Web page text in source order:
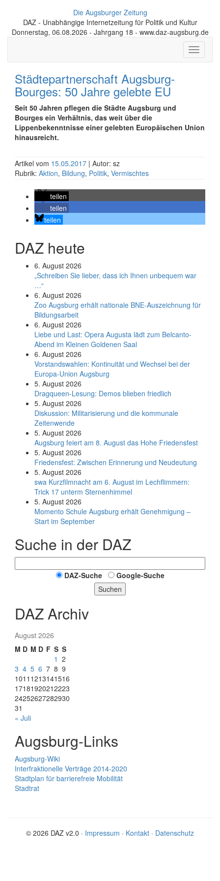
Die Augsburger Zeitung
DAZ - Unabhängige Internetzeitung für Politik und Kultur
Donnerstag, 06.08.2026 - Jahrgang 18 - www.daz-augsburg.de
Toggle
Städtepartnerschaft Augsburg-
Bourges: 50 Jahre gelebte EU
Seit 50 Jahren pflegen die Städte Augsburg und
Bourges ein Verhältnis, das weit über die
Lippenbekenntnisse einer gelebten Europäischen Union
hinausreicht.
Artikel vom 15.05.2017 | Autor: sz
Rubrik: Aktion, Bildung, Politik, Vermischtes
teilen
teilen
teilen
DAZ heute
6. August 2026
„Schreiben Sie lieber, dass ich Ihnen unbequem war
…“
6. August 2026
Zoo Augsburg erhält nationale BNE-Auszeichnung für
Bildungsarbeit
6. August 2026
Liebe und Last: Opera Augusta lädt zum Belcanto-
Abend im Kleinen Goldenen Saal
6. August 2026
Vorstandswahlen: Kontinuität und Wechsel bei der
Europa-Union Augsburg
5. August 2026
Dragqueen-Lesung: Demos blieben friedlich
5. August 2026
Diskussion: Mi­li­ta­ri­sie­rung und die kommunale
Zeitenwende
5. August 2026
Augsburg feiert am 8. August das Hohe Friedensfest
5. August 2026
Friedensfest: Zwischen Erinnerung und Neudeutung
5. August 2026
swa Kurz­film­nacht am 6. August im Lech­flim­mern:
Trick 17 unterm Sternen­himmel
5. August 2026
Momento Schule Augsburg erhält Genehmigung –
Start im September
Suche in der DAZ
DAZ-Suche
Google-Suche
Suchen
DAZ Archiv
August 2026
M D M D F S S
1 2
3 4 5 6 7 8 9
1011 1213141516
17181920212223
24252627282930
31
« Juli
Augsburg-Links
Augsburg-Wiki
Interfraktionelle Verträge 2014-2020
Stadtplan für barrierefreie Mobilität
Stadtrat
© 2026 DAZ v2.0 · Impressum · Kontakt · Datenschutz